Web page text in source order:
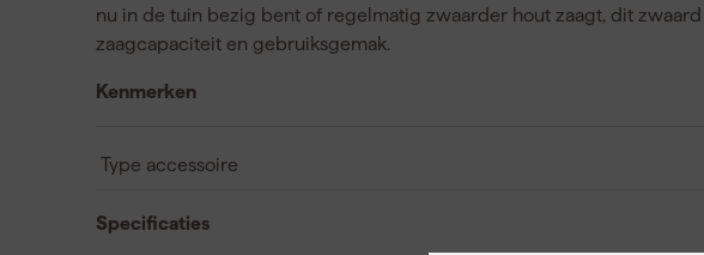
nu in de tuin bezig bent of regelmatig zwaarder hout zaagt, dit
zaagcapaciteit en gebruiksgemak.
Kenmerken
Type accessoire
Specificaties